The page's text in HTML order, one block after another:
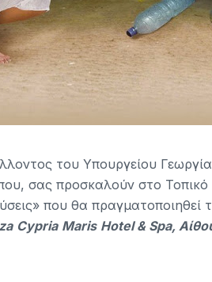
του Υπουργείου
σας προσκαλούν στο Τοπικό
που θα πραγματοποιηθεί
Cypria Maris Hotel& Spa,